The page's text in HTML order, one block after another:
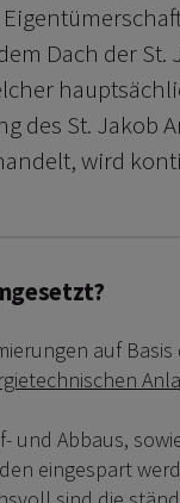
Dach der St.
des St. Jakob
wird
auf
und Abbaus,
eingespart